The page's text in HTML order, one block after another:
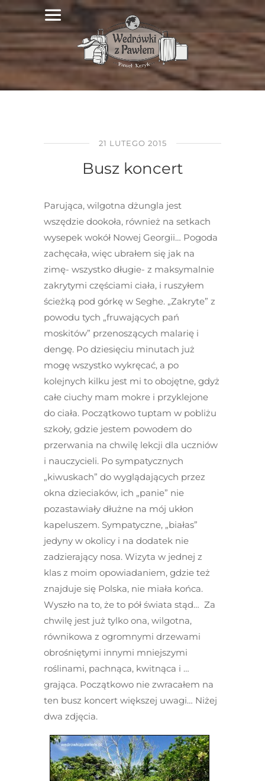
21 LUTEGO 2015
Busz koncert
Parująca, wilgotna dżungla jest
wszędzie dookoła, również na setkach
wysepek wokół Nowej Georgii… Pogoda
zachęcała, więc ubrałem się jak na
zimę- wszystko długie- z maksymalnie
zakrytymi częściami ciała, i ruszyłem
ścieżką pod górkę w Seghe. „Zakryte” z
powodu tych „fruwających pań
moskitów” przenoszących malarię i
dengę. Po dziesięciu minutach już
mogę wszystko wykręcać, a po
kolejnych kilku jest mi to obojętne, gdyż
całe ciuchy mam mokre i przyklejone
do ciała. Początkowo tuptam w pobliżu
szkoły, gdzie jestem powodem do
przerwania na chwilę lekcji dla uczniów
i nauczycieli. Po sympatycznych
„kiwuskach” do wyglądających przez
okna dzieciaków, ich „panie” nie
pozastawiały dłużne na mój ukłon
kapeluszem. Sympatyczne, „białas”
jedyny w okolicy i na dodatek nie
zadzierający nosa. Wizyta w jednej z
klas z moim opowiadaniem, gdzie też
znajduje się Polska, nie miała końca.
Wyszło na to, że to pół świata stąd… Za
chwilę jest już tylko ona, wilgotna,
równikowa z ogromnymi drzewami
obrośniętymi innymi mniejszymi
roślinami, pachnąca, kwitnąca i …
grająca. Początkowo nie zwracałem na
ten busz koncert większej uwagi… Niżej
dwa zdjęcia.